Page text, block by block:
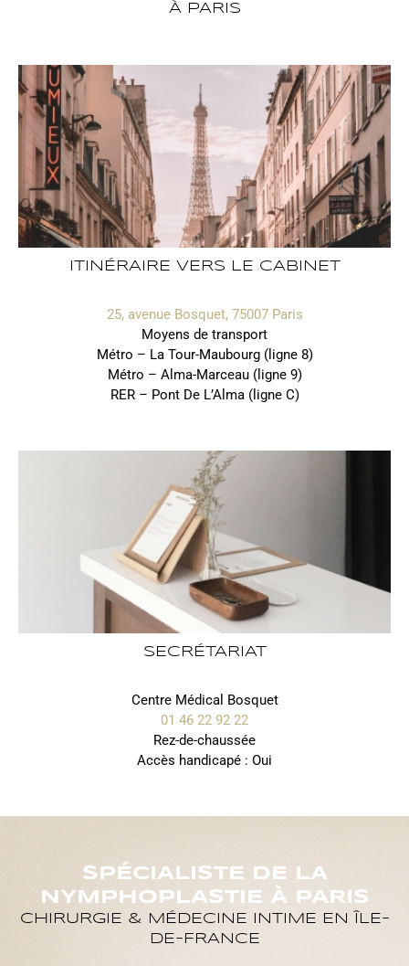
À PARIS
ITINÉRAIRE VERS LE CABINET
25, avenue Bosquet, 75007 Paris
Moyens de transport
Métro – La Tour-Maubourg (ligne 8)
Métro – Alma-Marceau (ligne 9)
RER – Pont De L’Alma (ligne C)
SECRÉTARIAT
Centre Médical Bosquet
01 46 22 92 22
Rez-de-chaussée
Accès handicapé : Oui
SPÉCIALISTE DE LA
NYMPHOPLASTIE À PARIS
CHIRURGIE & MÉDECINE INTIME EN ÎLE-
DE-FRANCE